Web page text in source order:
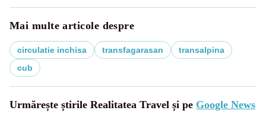
Mai multe articole despre
circulatie inchisa transfagarasan
transalpina
cub
Urmărește știrile Realitatea Travel și pe Google News